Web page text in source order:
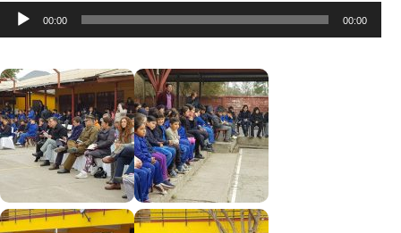
Reproductor
00:00 00:00